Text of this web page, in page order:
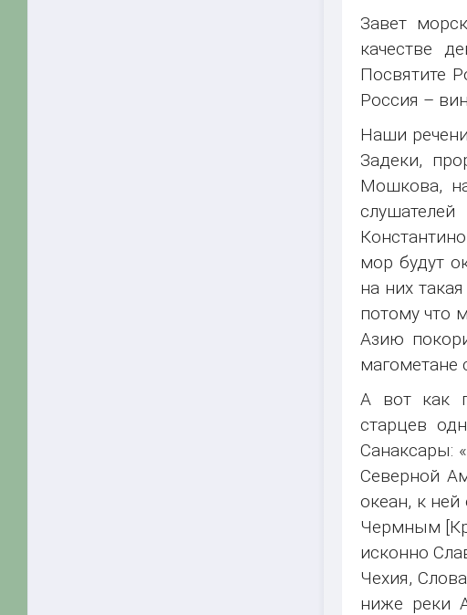
Завет
качестве
Посвятите
Россия –
Наши
Задеки,
Мошкова,
мор будут
на них
потому что
Азию
магометане
А вот как
старцев
Санаксары:
Северной
океан, к
Чермным
исконно
Чехия,
ниже реки